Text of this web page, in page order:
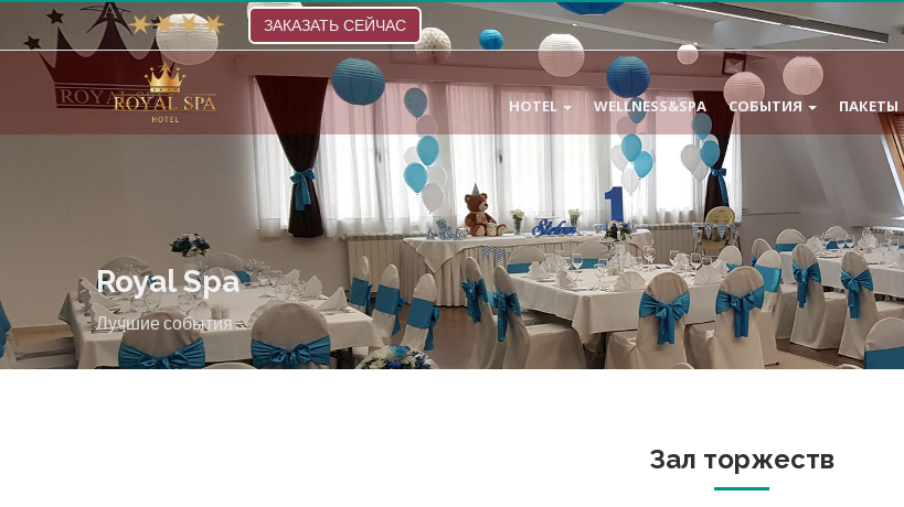
ЗАКАЗАТЬ СЕЙЧАС
HOTEL WELLNESS&SPA СОБЫТИЯ ПАКЕТЫ
Royal Spa
Лучшие события ...
Зал торжеств